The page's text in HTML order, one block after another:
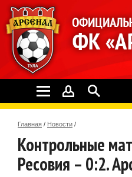
Главная / Новости /
Контрольные
Ресовия – 0:2.